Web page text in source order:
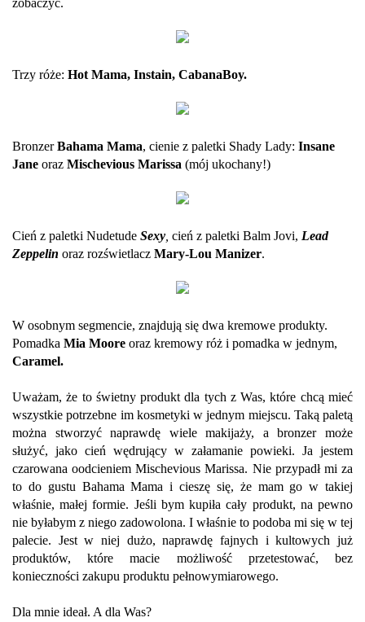
zobaczyć.
Trzy róże: Hot Mama, Instain, CabanaBoy.
BronzerBahama Mama, cienie z paletki Shady Lady: Insane
Jane oraz Mischevious Marissa (mój ukochany!)
Cień z paletki Nudetude Sexy cień z paletki Balm Jovi, Lead
Zeppelin oraz rozświetlacz Mary-Lou Manizer.
W osobnym segmencie, znajdują się dwa kremowe produkty.
Pomadka Mia Moore oraz kremowy róż i pomadka w jednym,
Caramel.
Uważam, że to świetny produkt dla tych z Was, które chcą mieć
wszystkie potrzebne im kosmetyki w jednym miejscu. Taką paletą
można stworzyć naprawdę wiele makijaży, a bronzer może
służyć, jako cień wędrujący w załamanie powieki. Ja jestem
czarowana oodcieniem Mischevious Marissa. Nie przypadł mi za
to do gustu Bahama Mama i cieszę się, że mam go w takiej
właśnie, małej formie. Jeśli bym kupiła cały produkt, na pewno
nie byłabym z niego zadowolona. I właśnie to podoba mi się w tej
palecie. Jest w niej dużo, naprawdę fajnych i kultowych już
produktów, które macie możliwość przetestować, bez
konieczności zakupu produktu pełnowymiarowego.
Dla mnie ideał. A dla Was?